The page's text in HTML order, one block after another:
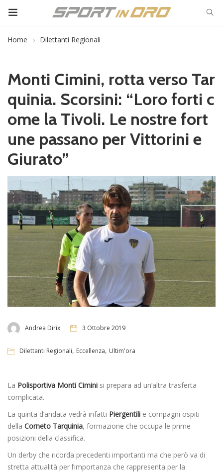
Home Dilettanti Regionali
Monti Cimini, rotta verso Tar
quinia. Scorsini: “Loro forti c
ome la Tivoli. Le nostre fort
une passano per Vittorini e
Giurato”
Andrea Dirix 3 Ottobre 2019
Dilettanti Regionali, Eccellenza, Ultim'ora
La Polisportiva Monti Cimini si prepara ad un’altra trasferta
complicata.
La quinta d’andata vedrà infatti Piergentili e compagni ospiti
della Corneto Tarquinia, formazione che occupa le prime
posizioni della classifica.
Un derby che ricorda precedenti importanti ma che però va di
stretta attualità per l’importanza che rappresenta per la